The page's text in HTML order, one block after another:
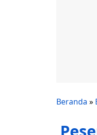
Beranda »